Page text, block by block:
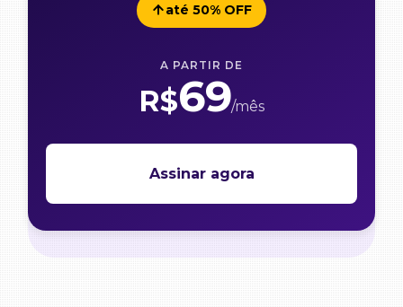
até 50% OFF
A PARTIR DE
R$69/mês
Assinar agora